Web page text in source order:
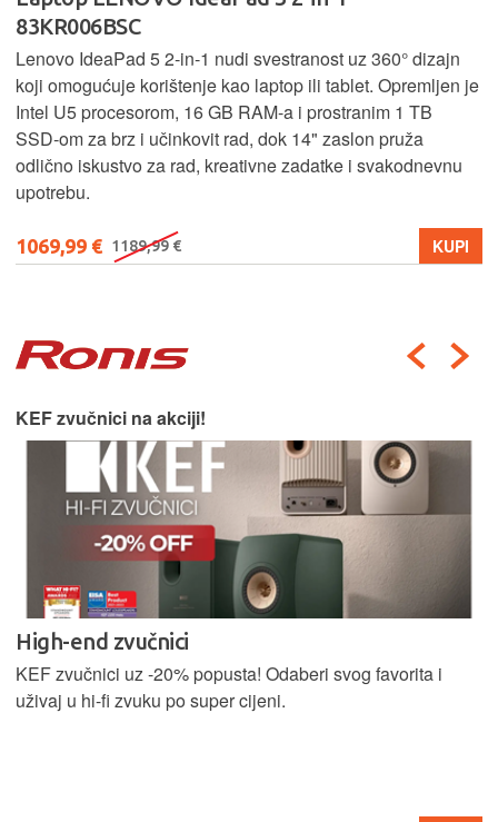
83KR006BSC
Lenovo IdeaPad 5 2‑in‑1 nudi svestranost uz 360° dizajn
koji omogućuje korištenje kao laptop ili tablet. Opremljen je
Intel U5 procesorom, 16 GB RAM-a i prostranim 1 TB
SSD‑om za brz i učinkovit rad, dok 14" zaslon pruža
odlično iskustvo za rad, kreativne zadatke i svakodnevnu
upotrebu.
1069,99 € 1189,99 € KUPI
KEF zvučnici na akciji!
High-end zvučnici
KEF zvučnici uz -20% popusta! Odaberi svog favorita i
uživaj u hi-fi zvuku po super cijeni.